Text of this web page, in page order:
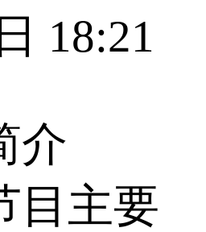
18:21
介
目主要